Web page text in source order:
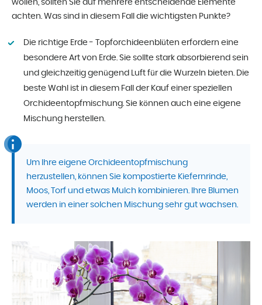
wollen, sollten Sie auf mehrere entscheidende Elemente
achten. Was sind in diesem Fall die wichtigsten Punkte?
Die richtige Erde - Topforchideenblüten erfordern eine
besondere Art von Erde. Sie sollte stark absorbierend sein
und gleichzeitig genügend Luft für die Wurzeln bieten. Die
beste Wahl ist in diesem Fall der Kauf einer speziellen
Orchideentopfmischung. Sie können auch eine eigene
Mischung herstellen.
Um Ihre eigene Orchideentopfmischung
herzustellen, können Sie kompostierte Kiefernrinde,
Moos, Torf und etwas Mulch kombinieren. Ihre Blumen
werden in einer solchen Mischung sehr gut wachsen.